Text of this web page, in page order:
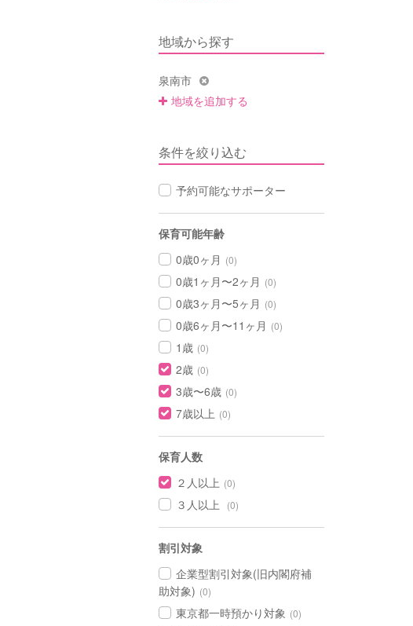
地域から探す
泉南市
地域を追加する
条件を絞り込む
予約可能なサポーター
保育可能年齢
0歳0ヶ月 (0)
0歳1ヶ月〜2ヶ月 (0)
0歳3ヶ月〜5ヶ月 (0)
0歳6ヶ月〜11ヶ月 (0)
1歳 (0)
2歳 (0)
3歳〜6歳 (0)
7歳以上 (0)
保育人数
２人以上 (0)
３人以上 (0)
割引対象
企業型割引対象(旧内閣府補
助対象) (0)
東京都一時預かり対象 (0)